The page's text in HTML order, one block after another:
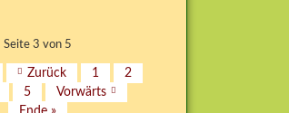
Feste
Feierlichkeiten
Seite 3 von 5
Zurück 1
2
5
Vorwärts